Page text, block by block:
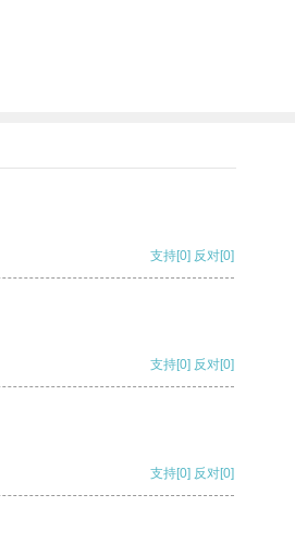
支持[0] 反对[0]
支持[0] 反对[0]
支持[0] 反对[0]